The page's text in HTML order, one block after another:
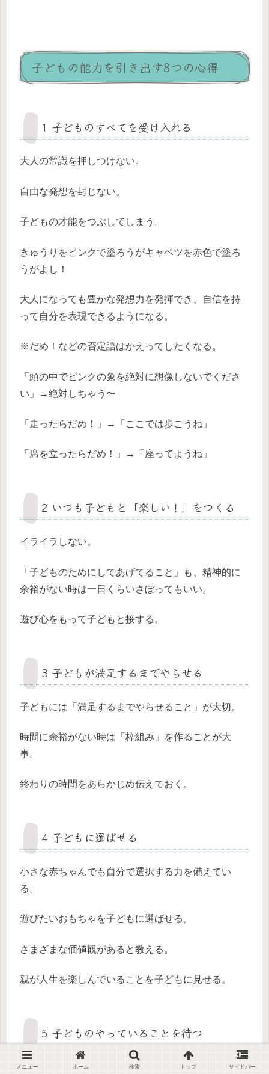
子どもの能力を引き出す8つの心得
1 子どものすべてを受け入れる
大人の常識を押しつけない。
自由な発想を封じない。
子どもの才能をつぶしてしまう。
きゅうりをピンクで塗ろうがキャベツを赤色で塗ろ
うがよし！
大人になっても豊かな発想力を発揮でき、自信を持
って自分を表現できるようになる。
※だめ！などの否定語はかえってしたくなる。
「頭の中でピンクの象を絶対に想像しないでくださ
い」→絶対しちゃう〜
「走ったらだめ！」→「ここでは歩こうね」
「席を立ったらだめ！」→「座ってようね」
2 いつも子どもと「楽しい！」をつくる
イライラしない。
「子どものためにしてあげてること」も、精神的に
余裕がない時は一日くらいさぼってもいい。
遊び心をもって子どもと接する。
3 子どもが満足するまでやらせる
子どもには「満足するまでやらせること」が大切。
時間に余裕がない時は「枠組み」を作ることが大
事。
終わりの時間をあらかじめ伝えておく。
4 子どもに選ばせる
小さな赤ちゃんでも自分で選択する力を備えてい
る。
遊びたいおもちゃを子どもに選ばせる。
さまざまな価値観があると教える。
親が人生を楽しんでいることを子どもに見せる。
5 子どものやっていることを待つ
子どもには子どものペースがあり、それを見守るの
メニュー ホーム 検索 トップ サイドバー